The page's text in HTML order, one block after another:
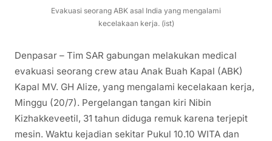
Evakuasi seorang ABK asal India yang mengalami
kecelakaan kerja. (ist)
Denpasar – Tim SAR gabungan melakukan medical
evakuasi seorang crew atau Anak Buah Kapal (ABK)
Kapal MV. GH Alize, yang mengalami kecelakaan kerja,
Minggu (20/7). Pergelangan tangan kiri Nibin
Kizhakkeveetil, 31 tahun diduga remuk karena terjepit
mesin. Waktu kejadian sekitar Pukul 10.10 WITA dan